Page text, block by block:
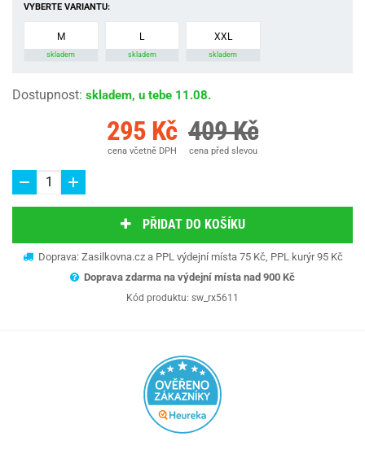
VYBERTE VARIANTU:
M
skladem
L
skladem
XXL
skladem
Dostupnost: skladem, u tebe 11.08.
295 Kč
cena včetně DPH
409 Kč
cena před slevou
PŘIDAT DO KOŠÍKU
Doprava: Zasilkovna.cz a PPL výdejní místa 75 Kč, PPL kurýr 95 Kč
Doprava zdarma na výdejní místa nad 900 Kč
Kód produktu: sw_rx5611